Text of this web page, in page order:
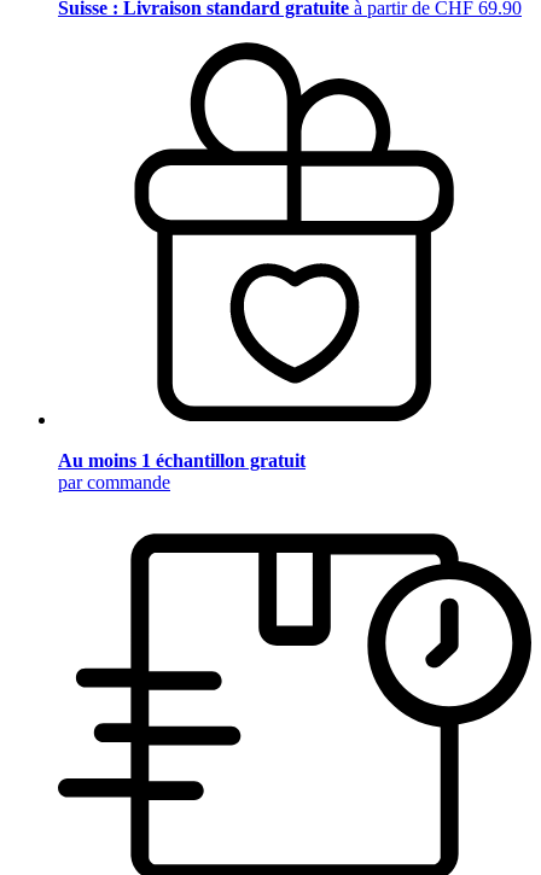
Suisse : Livraison standard gratuite à partir de CHF 69.90
Au moins 1 échantillon gratuit
par commande